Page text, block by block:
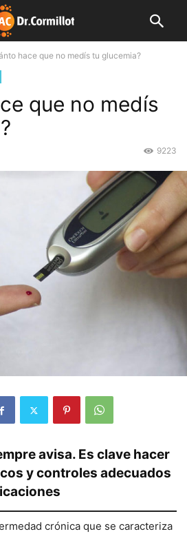
hace que no medís tu glucemia?
que no medís
9223
avisa. Es clave hacer
y controles adecuados
crónica que se caracteriza